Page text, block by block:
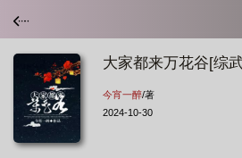
大家都来万花谷[综
今宵一醉/著
2024-10-30